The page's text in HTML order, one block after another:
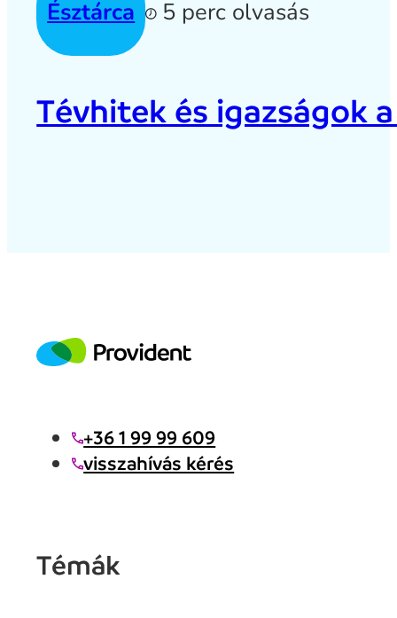
Észtárca 5 perc olvasás
Tévhitek és igazságok
+36 1 99 99 609
visszahívás kérés
Témák